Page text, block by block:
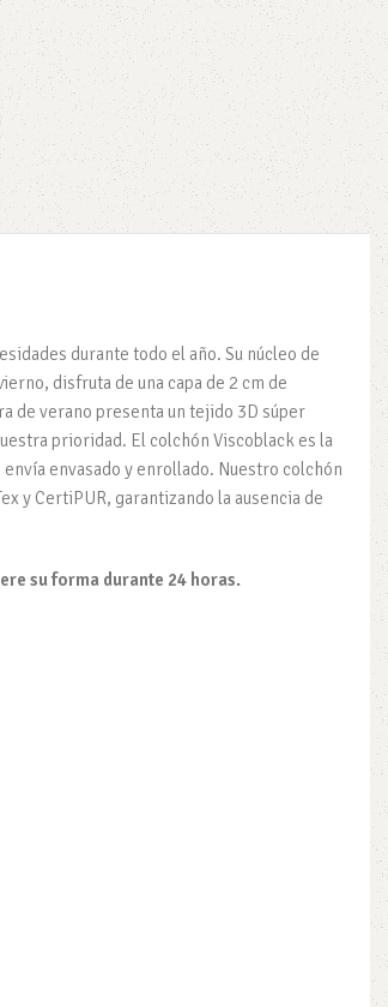
durante todo el año. Su núcleo de
disfruta de una capa de 2 cm de
de verano presenta un tejido 3D súper
prioridad. El colchón Viscoblack es la
envasado y enrollado. Nuestro colchón
y CertiPUR, garantizando la ausencia de
su forma durante 24 horas.